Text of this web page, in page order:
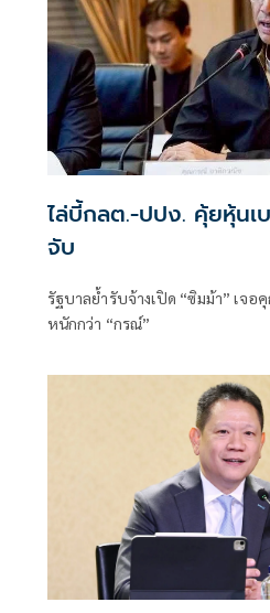
ไล่บี้กลต.-ปปง. คุ้ยหุ้นเบนสมิธ จี้ออกหมาย
จับ
รัฐบาลย้ำรับจ้างเปิด “ซิมม้า” เจ
หนักกว่า “กรณ์”